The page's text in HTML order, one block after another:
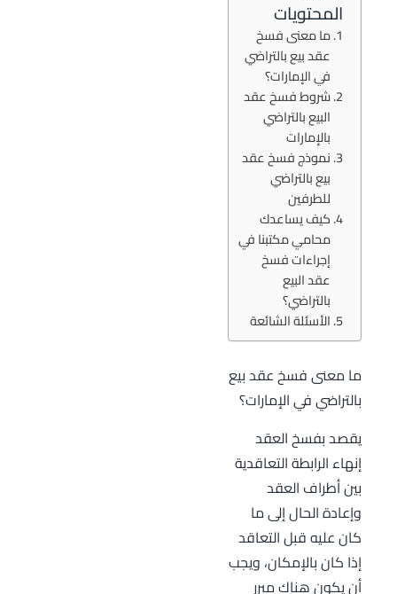
المحتويات
ما معنى فسخ
عقد بيع بالتراضي
في الإمارات؟
شروط فسخ عقد
البيع بالتراضي
بالإمارات
نموذج فسخ عقد
بيع بالتراضي
للطرفين
كيف يساعدك
محامي مكتبنا في
إجراءات فسخ
عقد البيع
بالتراضي؟
الأسئلة الشائعة
ما معنى فسخ عقد بيع
بالتراضي في الإمارات؟
يقصد بفسخ العقد
إنهاء الرابطة التعاقدية
بين أطراف العقد
وإعادة الحال إلى ما
كان عليه قبل التعاقد
إذا كان بالإمكان، ويجب
أن يكون هناك مبرر